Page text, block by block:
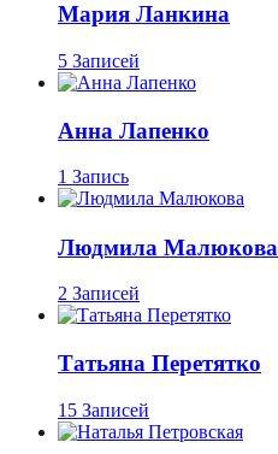
Мария Ланкина
5 Записей
Анна Лапенко
1 Запись
Людмила Малюкова
2 Записей
Татьяна Перетятко
15 Записей